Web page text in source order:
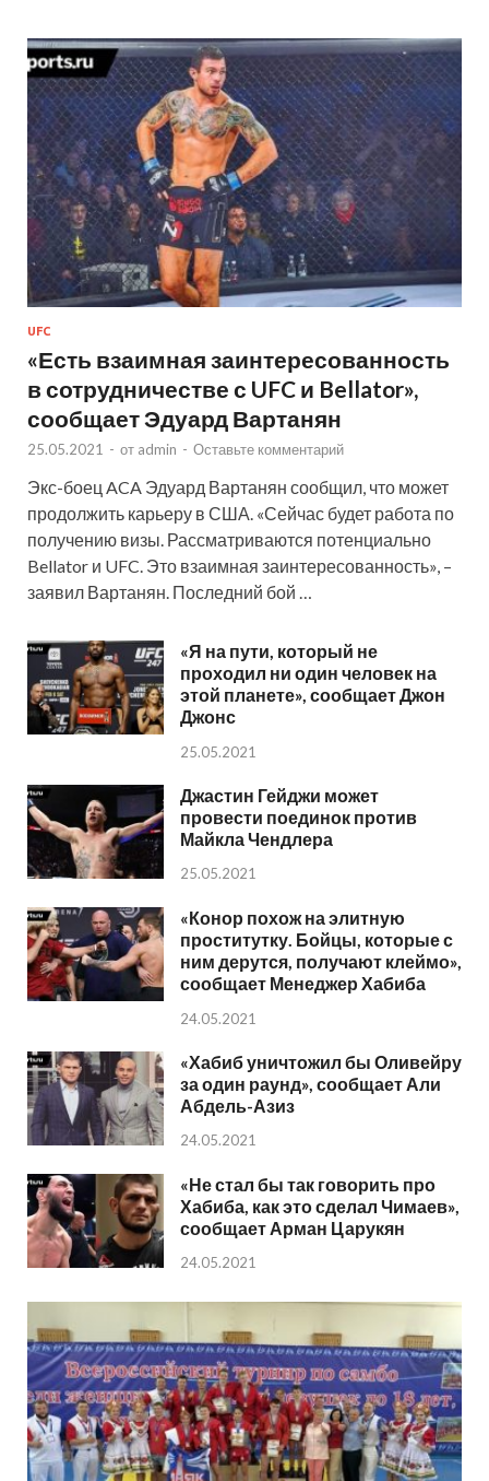
UFC
«Есть взаимная заинтересованность
в сотрудничестве с UFC и Bellator»,
сообщает Эдуард Вартанян
25.05.2021 - от admin - Оставьте комментарий
Экс-боец ACA Эдуард Вартанян сообщил, что может
продолжить карьеру в США. «Сейчас будет работа по
получению визы. Рассматриваются потенциально
Bellator и UFC. Это взаимная заинтересованность», –
заявил Вартанян. Последний бой …
«Я на пути, который не
проходил ни один человек на
этой планете», сообщает Джон
Джонс
25.05.2021
Джастин Гейджи может
провести поединок против
Майкла Чендлера
25.05.2021
«Конор похож на элитную
проститутку. Бойцы, которые с
ним дерутся, получают клеймо»,
сообщает Менеджер Хабиба
24.05.2021
«Хабиб уничтожил бы Оливейру
за один раунд», сообщает Али
Абдель-Азиз
24.05.2021
«Не стал бы так говорить про
Хабиба, как это сделал Чимаев»,
сообщает Арман Царукян
24.05.2021